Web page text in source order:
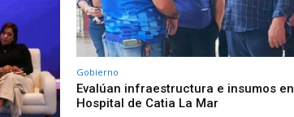
Gobierno
Evalúan infraestructura e insumos en
Hospital de Catia La Mar